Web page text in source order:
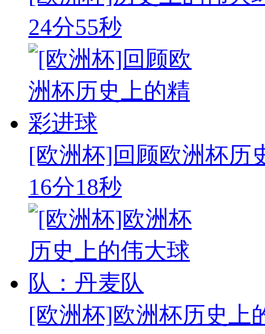
24分55秒
[欧洲杯]回顾欧洲杯历
16分18秒
[欧洲杯]欧洲杯历史上